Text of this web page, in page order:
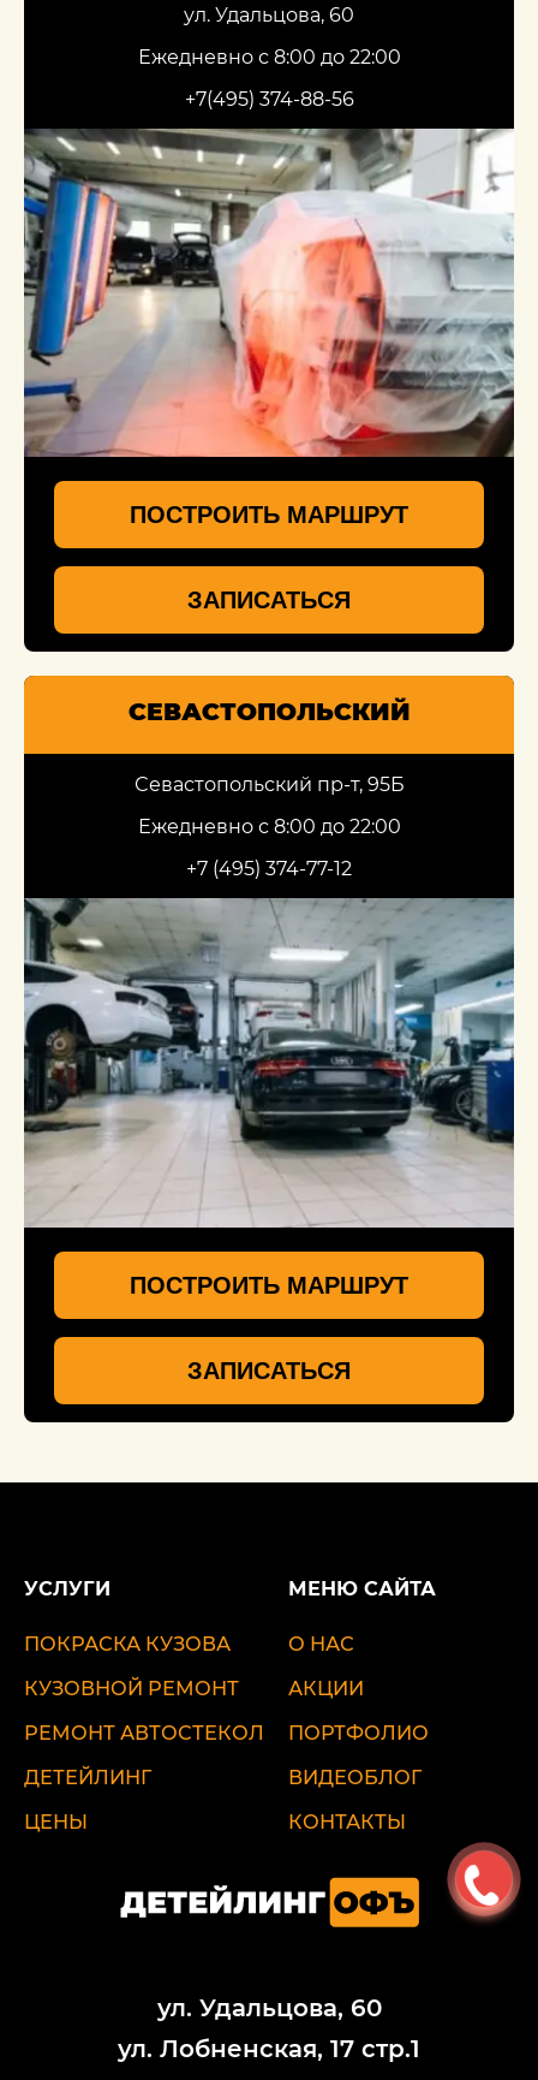
ул. Удальцова, 60
Ежедневно с 8:00 до 22:00
+7(495) 374-88-56
ПОСТРОИТЬ МАРШРУТ
ЗАПИСАТЬСЯ
СЕВАСТОПОЛЬСКИЙ
Севастопольский пр-т, 95Б
Ежедневно с 8:00 до 22:00
+7 (495) 374-77-12
ПОСТРОИТЬ МАРШРУТ
ЗАПИСАТЬСЯ
УСЛУГИ
ПОКРАСКА КУЗОВА
КУЗОВНОЙ РЕМОНТ
РЕМОНТ АВТОСТЕКОЛ
ДЕТЕЙЛИНГ
ЦЕНЫ
МЕНЮ САЙТА
О НАС
АКЦИИ
ПОРТФОЛИО
ВИДЕОБЛОГ
КОНТАКТЫ
ул. Удальцова, 60
ул. Лобненская, 17 стр.1